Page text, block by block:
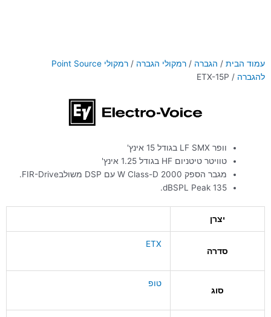
עמוד הבית / הגברה / רמקולי הגברה /
רמקולי Point Source
להגברה / ETX-15P
וופר LF SMX בגודל 15 אינץ'
טוויטר טיטניום HF בגודל 1.25 אינץ'
מגבר הספק 2000 W Class-D עם DSP משולבFIR-Drive.
135 dBSPL Peak.
יצרן
סדרה
ETX
סוג
טופ